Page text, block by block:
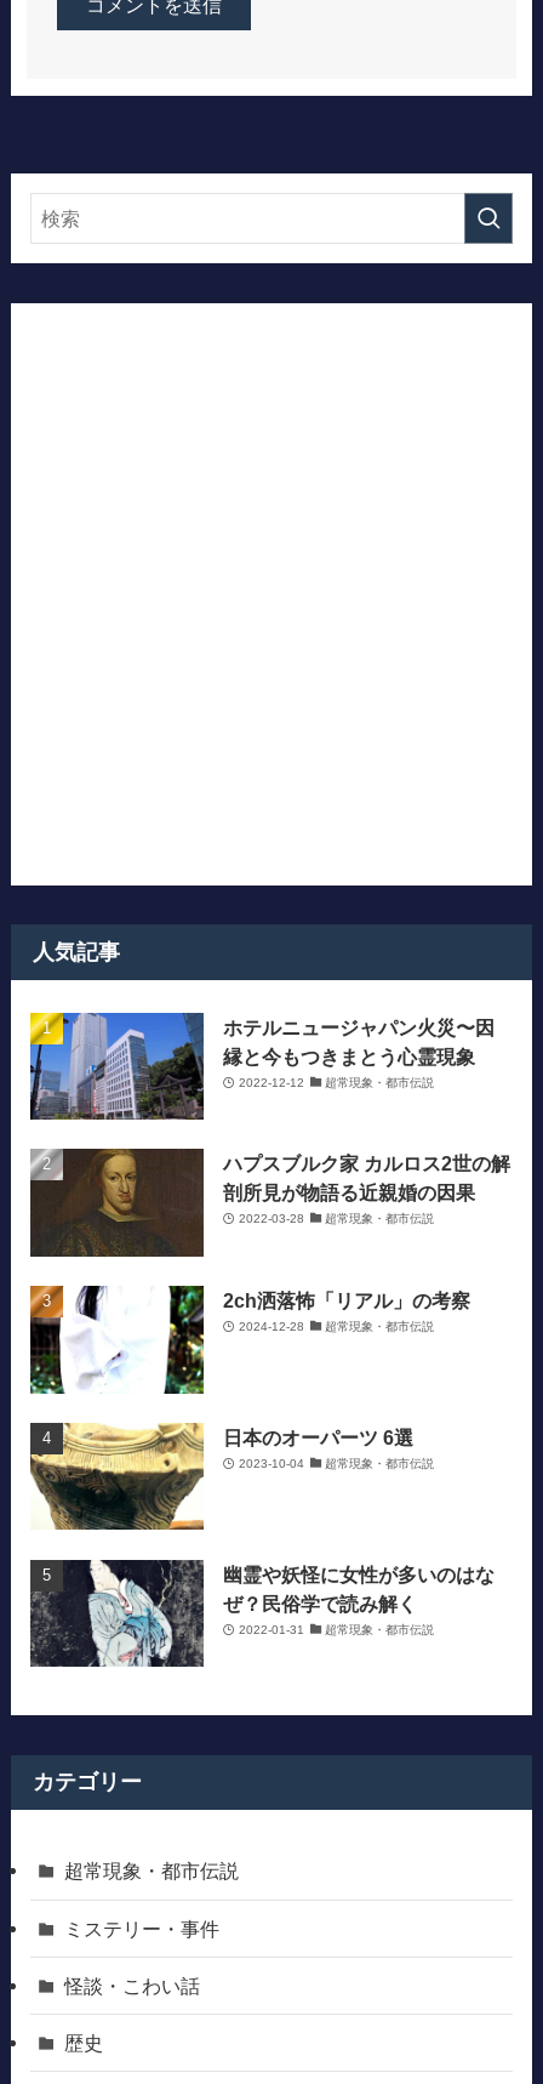
人気記事
ホテルニュージャパン火災〜因
縁と今もつきまとう心霊現象
2022-12-12 超常現象・都市伝説
ハプスブルク家 カルロス2世の解
剖所見が物語る近親婚の因果
2022-03-28 超常現象・都市伝説
2ch洒落怖「リアル」の考察
2024-12-28 超常現象・都市伝説
日本のオーパーツ 6選
2023-10-04 超常現象・都市伝説
幽霊や妖怪に女性が多いのはな
ぜ？民俗学で読み解く
2022-01-31 超常現象・都市伝説
カテゴリー
超常現象・都市伝説
ミステリー・事件
怪談・こわい話
歴史